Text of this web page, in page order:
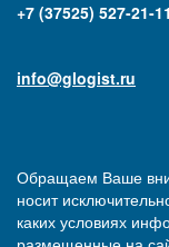
+7 (37525) 527-21-11
info@glogist.ru
Обращаем Ваше
носит
каких условиях